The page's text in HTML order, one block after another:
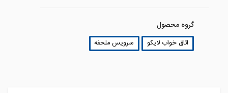
گروه محصول
اتاق خواب لایکو سرویس ملحفه